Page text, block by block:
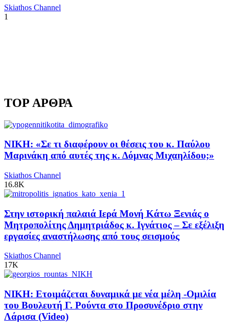
Skiathos Channel
1
TOP ΑΡΘΡΑ
ΝΙΚΗ: «Σε τι διαφέρουν οι θέσεις του κ. Παύλου
Μαρινάκη από αυτές της κ. Δόμνας Μιχαηλίδου;»
Skiathos Channel
16.8K
Στην ιστορική παλαιά Ιερά Μονή Κάτω Ξενιάς ο
Μητροπολίτης Δημητριάδος κ. Ιγνάτιος – Σε εξέλιξη
εργασίες αναστήλωσης από τους σεισμούς
Skiathos Channel
17K
ΝΙΚΗ: Ετοιμάζεται δυναμικά με νέα μέλη -Ομιλία
του Βουλευτή Γ. Ρούντα στο Προσυνέδριο στην
Λάρισα (Video)